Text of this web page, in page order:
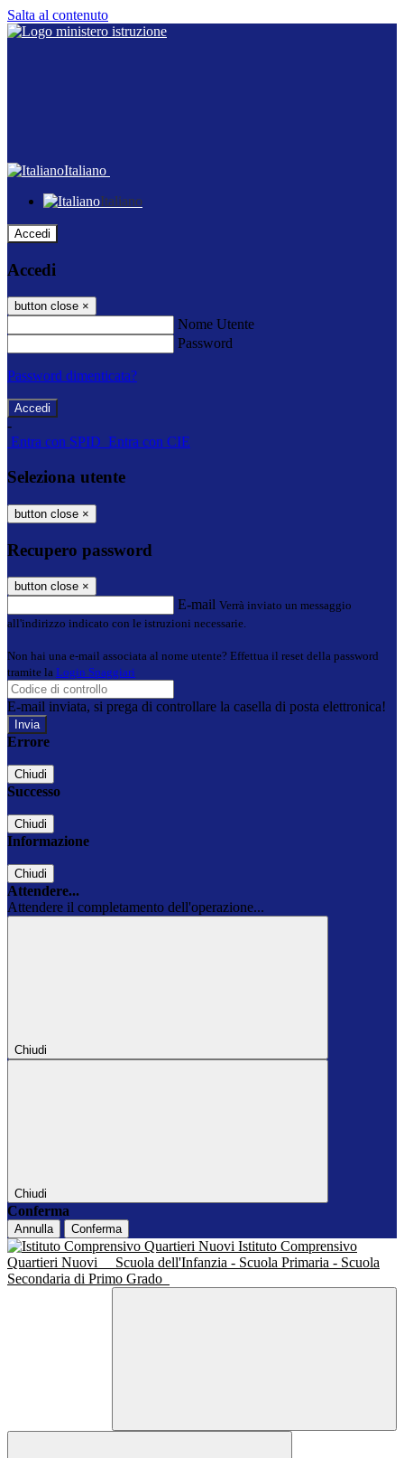
Salta al contenuto
Italiano
Italiano
Accedi
Accedi
button close ×
Nome Utente
Password
Password dimenticata?
-
Entra con SPID Entra con CIE
Seleziona utente
button close ×
Recupero password
button close ×
E-mail Verrà inviato un messaggio
all'indirizzo indicato con le istruzioni necessarie.
Non hai una e-mail associata al nome utente? Effettua il reset della password
tramite la Login Spaggiari
E-mail inviata, si prega di controllare la casella di posta elettronica!
Errore
Chiudi
Successo
Chiudi
Informazione
Chiudi
Attendere...
Attendere il completamento dell'operazione...
Chiudi
Chiudi
Conferma
Annulla Conferma
Istituto Comprensivo
Quartieri Nuovi
Scuola dell'Infanzia - Scuola Primaria - Scuola
Secondaria di Primo Grado